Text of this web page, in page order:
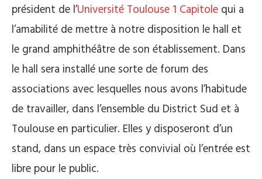
président de l’Université Toulouse 1 Capitole qui a
l’amabilité de mettre à notre disposition le hall et
le grand amphithéâtre de son établissement. Dans
le hall sera installé une sorte de forum des
associations avec lesquelles nous avons l’habitude
de travailler, dans l’ensemble du District Sud et à
Toulouse en particulier. Elles y disposeront d’un
stand, dans un espace très convivial où l’entrée est
libre pour le public.